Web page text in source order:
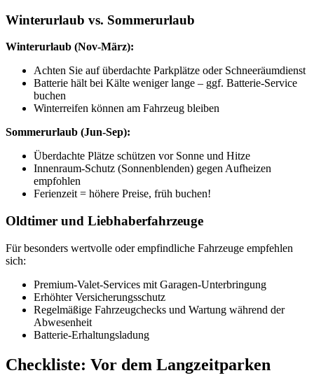
Winterurlaub vs. Sommerurlaub
Winterurlaub (Nov-März):
Achten Sie auf überdachte Parkplätze oder Schneeräumdienst
Batterie hält bei Kälte weniger lange – ggf. Batterie-Service
buchen
Winterreifen können am Fahrzeug bleiben
Sommerurlaub (Jun-Sep):
Überdachte Plätze schützen vor Sonne und Hitze
Innenraum-Schutz (Sonnenblenden) gegen Aufheizen
empfohlen
Ferienzeit = höhere Preise, früh buchen!
Oldtimer und Liebhaberfahrzeuge
Für besonders wertvolle oder empfindliche Fahrzeuge empfehlen
sich:
Premium-Valet-Services mit Garagen-Unterbringung
Erhöhter Versicherungsschutz
Regelmäßige Fahrzeugchecks und Wartung während der
Abwesenheit
Batterie-Erhaltungsladung
Checkliste: Vor dem Langzeitparken